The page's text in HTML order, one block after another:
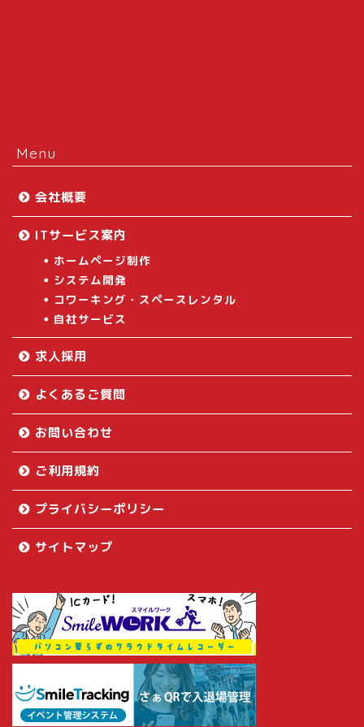
Menu
会社概要
ITサービス案内
ホームページ制作
システム開発
コワーキング・スペースレンタル
自社サービス
求人採用
よくあるご質問
お問い合わせ
ご利用規約
プライバシーポリシー
サイトマップ